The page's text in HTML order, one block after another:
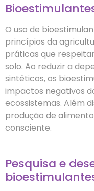
O uso de
princípios da
práticas que
solo. Ao reduzir a
sintéticos, os
impactos negativos
ecossistemas. Além
produção de
consciente.
Pesquisa e